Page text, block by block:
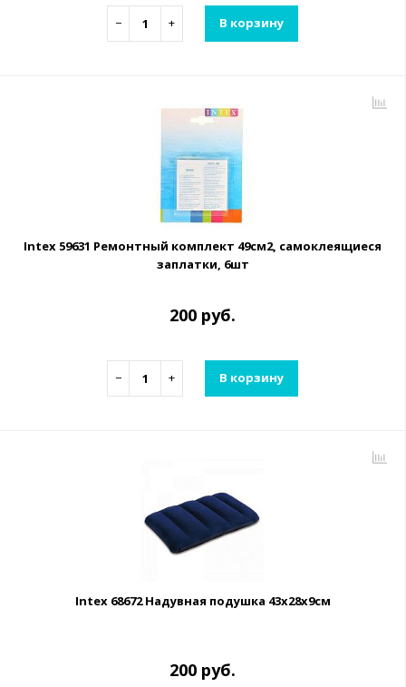
− + В корзину
Intex 59631 Ремонтный комплект 49см2, самоклеящиеся
заплатки, 6шт
200 руб.
− + В корзину
Intex 68672 Надувная подушка 43х28х9см
200 руб.